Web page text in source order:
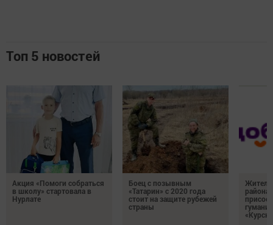
Топ 5 новостей
Акция «Помоги собраться
в школу» стартовала в
Нурлате
Боец с позывным
«Татарин» с 2020 года
стоит на защите рубежей
страны
района